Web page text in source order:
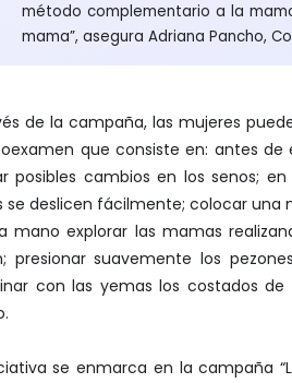
método complementario a la
mama”, asegura Adriana Pancho,
de la campaña, las mujeres
que consiste en: antes
posibles cambios en los senos;
se deslicen fácilmente; colocar una
mano explorar las mamas
presionar suavemente los
con las yemas los costados
se enmarca en la campaña